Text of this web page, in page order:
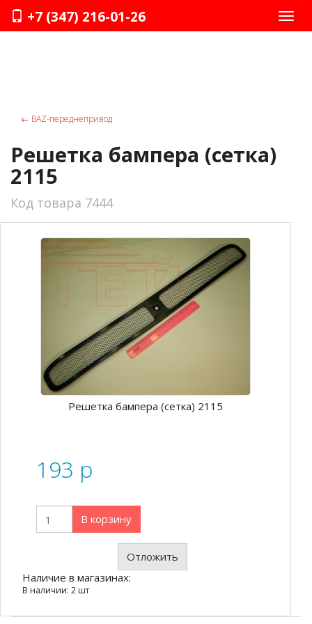
+7 (347) 216-01-26
← ВАZ-переднепривод
Решетка бампера (сетка)
2115
Код товара 7444
Решетка бампера (сетка) 2115
193 p
В корзину
Отложить
Наличие в магазинах:
В наличии: 2 шт